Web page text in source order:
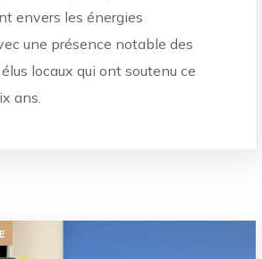
envers les énergies
une présence notable des
locaux qui ont soutenu ce
ans.